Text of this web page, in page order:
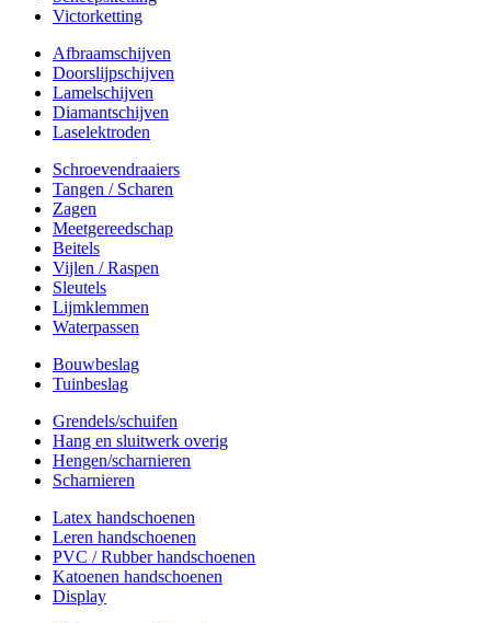
Victorketting
Afbraamschijven
Doorslijpschijven
Lamelschijven
Diamantschijven
Laselektroden
Schroevendraaiers
Tangen / Scharen
Zagen
Meetgereedschap
Beitels
Vijlen / Raspen
Sleutels
Lijmklemmen
Waterpassen
Bouwbeslag
Tuinbeslag
Grendels/schuifen
Hang en sluitwerk overig
Hengen/scharnieren
Scharnieren
Latex handschoenen
Leren handschoenen
PVC / Rubber handschoenen
Katoenen handschoenen
Display